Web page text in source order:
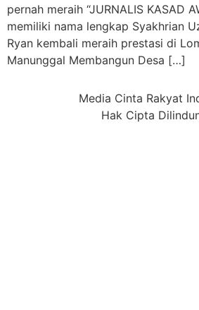
pernah meraih “JURNALIS KASAD
memiliki nama lengkap Syakhrian
Ryan kembali meraih prestasi di
Manunggal Membangun Desa […]
Media Cinta Rakyat
Hak Cipta